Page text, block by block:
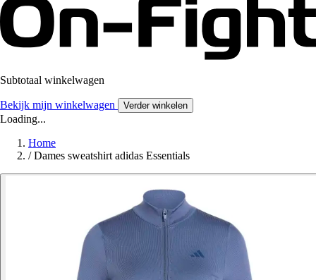
Subtotaal winkelwagen
Bekijk mijn winkelwagen Verder winkelen
Loading...
Home
/ Dames sweatshirt adidas Essentials